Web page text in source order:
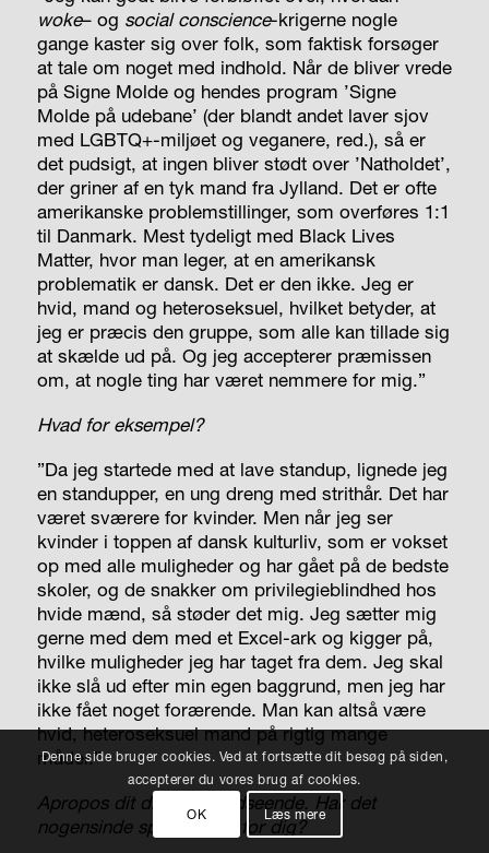
woke–og social conscience-krigerne nogle
gange kaster sig over folk, som faktisk forsøger
at tale om noget med indhold. Når de bliver vrede
på Signe Molde og hendes program ’Signe
Molde på udebane’ (der blandt andet laver sjov
med LGBTQ+-miljøet og veganere, red.), så er
det pudsigt, at ingen bliver stødt over ’Natholdet’,
der griner af en tyk mand fra Jylland. Det er ofte
amerikanske problemstillinger, som overføres 1:1
til Danmark. Mest tydeligt med Black Lives
Matter, hvor man leger, at en amerikansk
problematik er dansk. Det er den ikke. Jeg er
hvid, mand og heteroseksuel, hvilket betyder, at
jeg er præcis den gruppe, som alle kan tillade sig
at skælde ud på. Og jeg accepterer præmissen
om, at nogle ting har været nemmere for mig.”
Hvad for eksempel?
”Da jeg startede med at lave standup, lignede jeg
en standupper, en ung dreng med strithår. Det har
været sværere for kvinder. Men når jeg ser
kvinder i toppen af dansk kulturliv, som er vokset
op med alle muligheder og har gået på de bedste
skoler, og de snakker om privilegieblindhed hos
hvide mænd, så støder det mig. Jeg sætter mig
gerne med dem med et Excel-ark og kigger på,
hvilke muligheder jeg har taget fra dem. Jeg skal
ikke slå ud efter min egen baggrund, men jeg har
ikke fået noget forærende. Man kan altså være
hvid, heteroseksuel mand på rigtig mange
måder.”
Apropos dit drengede udseende. Har det
nogensinde spændt ben for dig?
Denne side bruger cookies. Ved at fortsætte dit besøg på siden,
accepterer du vores brug af cookies.
OK Læs mere